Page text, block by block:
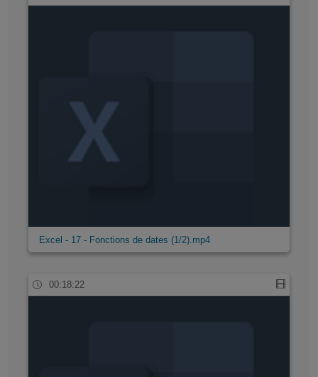
Excel - 17 - Fonctions de dates (1/2).mp4
00:18:22